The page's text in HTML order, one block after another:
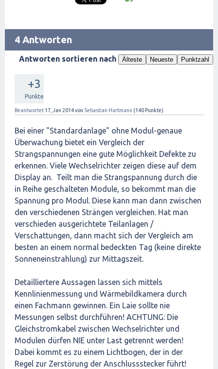
4 Antworten
Antworten sortieren nach Älteste Neueste Punktzahl
+3
Punkte
Beantwortet 17, Jan 2014von Sebastian Hartmann (140 Punkte)
Bei einer "Standardanlage" ohne Modul-genaue
Überwachung bietet ein Vergleich der
Strangspannungen eine gute Möglichkeit Defekte zu
erkennen. Viele Wechselrichter zeigen diese auf dem
Display an. Teilt man die Strangspannung durch die
in Reihe geschalteten Module, so bekommt man die
Spannung pro Modul. Diese kann man dann zwischen
den verschiedenen Strängen vergleichen. Hat man
verschieden ausgerichtete Teilanlagen /
Verschattungen, dann macht sich der Vergleich am
besten an einem normal bedeckten Tag (keine direkte
Sonneneinstrahlung) zur Mittagszeit.
Detailliertere Aussagen lassen sich mittels
Kennlinienmessung und Wärmebildkamera durch
einen Fachmann gewinnen. Ein Laie sollte nie
Messungen selbst durchführen! ACHTUNG: Die
Gleichstromkabel zwischen Wechselrichter und
Modulen dürfen NIE unter Last getrennt werden!
Dabei kommt es zu einem Lichtbogen, der in der
Regel zur Zerstörung der Anschlussstecker führt!